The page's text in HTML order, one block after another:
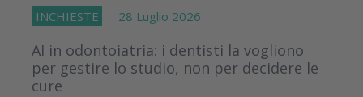
INCHIESTE 28 Luglio 2026
AI in odontoiatria: i dentisti la vogliono
per gestire lo studio, non per decidere le
cure